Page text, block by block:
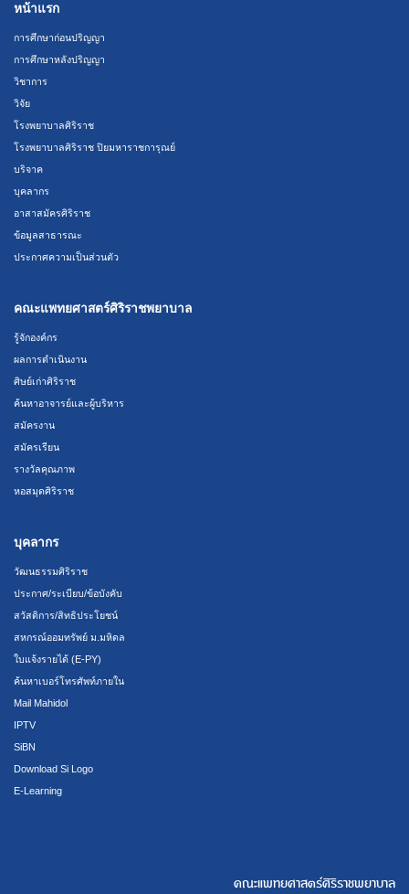
หน้าแรก
การศึกษาก่อนปริญญา
การศึกษาหลังปริญญา
วิชาการ
วิจัย
โรงพยาบาลศิริราช
โรงพยาบาลศิริราช ปิยมหาราชการุณย์
บริจาค
บุคลากร
อาสาสมัครศิริราช
ข้อมูลสาธารณะ
ประกาศความเป็นส่วนตัว
คณะแพทยศาสตร์ศิริราชพยาบาล
รู้จักองค์กร
ผลการดำเนินงาน
ศิษย์เก่าศิริราช
ค้นหาอาจารย์และผู้บริหาร
สมัครงาน
สมัครเรียน
รางวัลคุณภาพ
หอสมุดศิริราช
บุคลากร
วัฒนธรรมศิริราช
ประกาศ/ระเบียบ/ข้อบังคับ
สวัสดิการ/สิทธิประโยชน์
สหกรณ์ออมทรัพย์ ม.มหิดล
ใบแจ้งรายได้ (E-PY)
ค้นหาเบอร์โทรศัพท์ภายใน
Mail Mahidol
IPTV
SiBN
Download Si Logo
E-Learning
คณะแพทยศาสตร์ศิริราชพยาบาล